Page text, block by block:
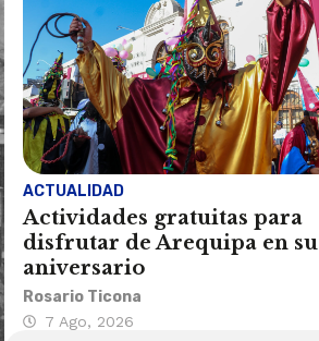
ACTUALIDAD
Actividades gratuitas para
disfrutar de Arequipa en su
aniversario
Rosario Ticona
7 Ago, 2026